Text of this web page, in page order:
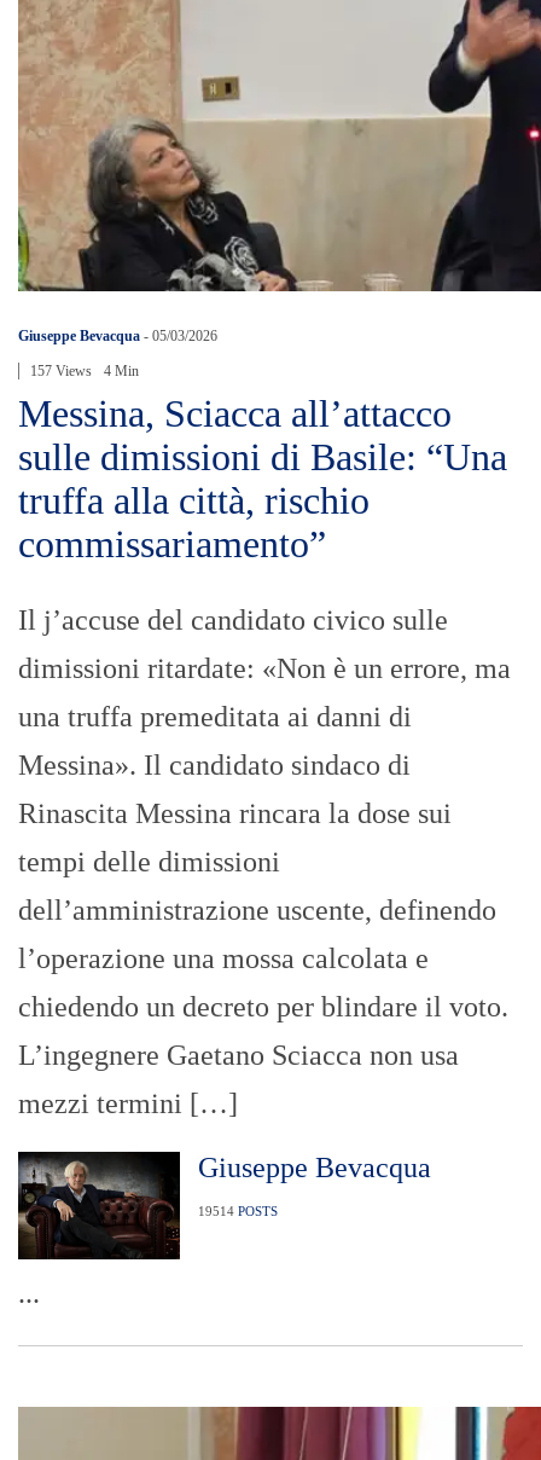
Giuseppe Bevacqua - 05/03/2026
157 Views 4 Min
Messina, Sciacca all’attacco
sulle dimissioni di Basile: “Una
truffa alla città, rischio
commissariamento”
Il j’accuse del candidato civico sulle
dimissioni ritardate: «Non è un errore, ma
una truffa premeditata ai danni di
Messina». Il candidato sindaco di
Rinascita Messina rincara la dose sui
tempi delle dimissioni
dell’amministrazione uscente, definendo
l’operazione una mossa calcolata e
chiedendo un decreto per blindare il voto.
L’ingegnere Gaetano Sciacca non usa
mezzi termini […]
Giuseppe Bevacqua
19514 POSTS
...